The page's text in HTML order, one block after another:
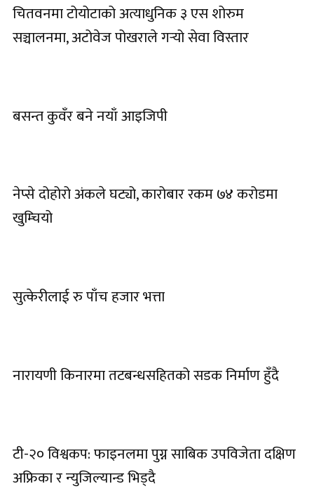
चितवनमा टोयोटाको अत्याधुनिक ३ एस शोरुम
सञ्चालनमा, अटोवेज पोखराले गर्‍यो सेवा विस्तार
बसन्त कुवँर बने नयाँ आइजिपी
नेप्से दोहोरो अंकले घट्यो, कारोबार रकम ७४ करोडमा
खुम्चियो
सुत्केरीलाई रु पाँच हजार भत्ता
नारायणी किनारमा तटबन्धसहितको सडक निर्माण हुँदै
टी-२० विश्वकप: फाइनलमा पुग्न साबिक उपविजेता दक्षिण
अफ्रिका र न्युजिल्यान्ड भिड्दै